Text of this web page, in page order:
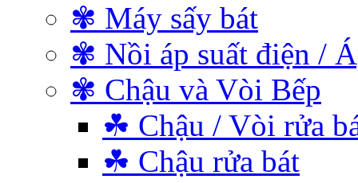
✾ Máy sấy bát
✾ Nồi áp suất điện /
✾ Chậu và Vòi Bếp
☘ Chậu / Vòi rửa
☘ Chậu rửa bát